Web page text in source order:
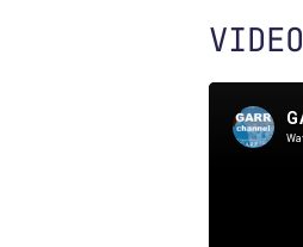
VIDEO